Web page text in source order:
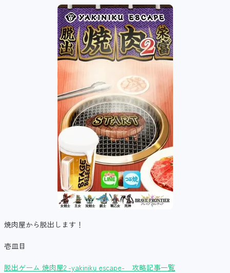
焼肉屋から脱出します！
壱皿目
脱出ゲーム 焼肉屋2 -yakiniku escape- 攻略記事一覧